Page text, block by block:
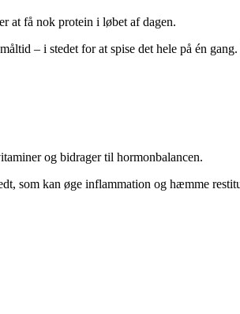
at få nok protein i løbet af dagen.
– i stedet for at spise det hele på én
og bidrager til hormonbalancen.
som kan øge inflammation og hæmme